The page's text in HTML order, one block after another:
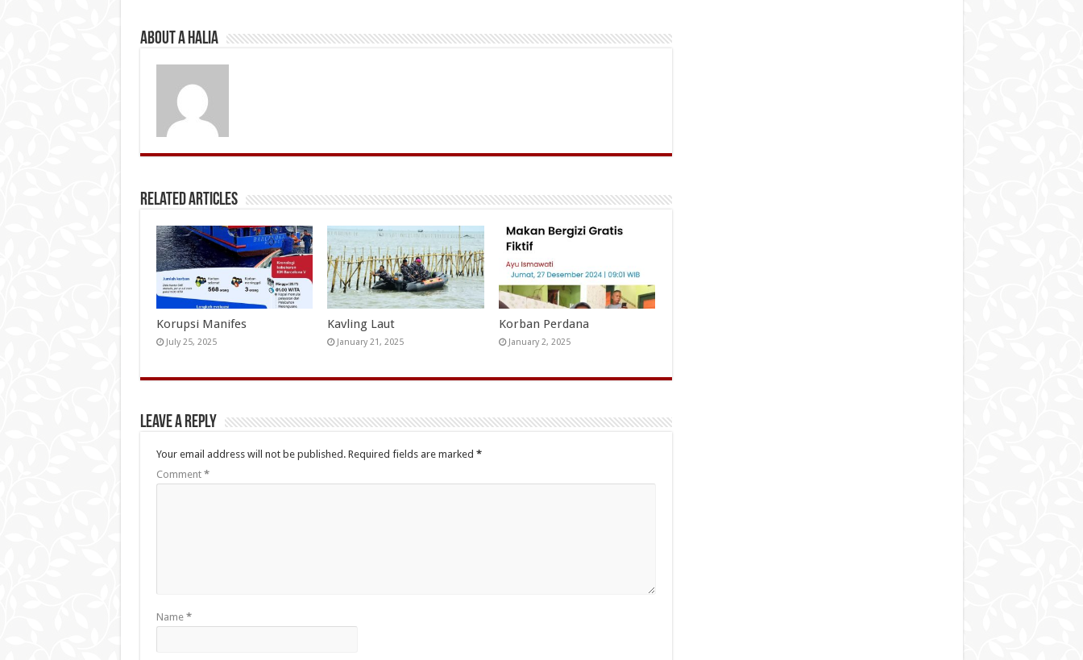
About A Halia
Related Articles
Korupsi Manifes
July 25, 2025
Kavling Laut
January 21, 2025
Korban Perdana
January 2, 2025
Leave a Reply
Your email address will not be published. Required fields are marked *
Comment *
Name *